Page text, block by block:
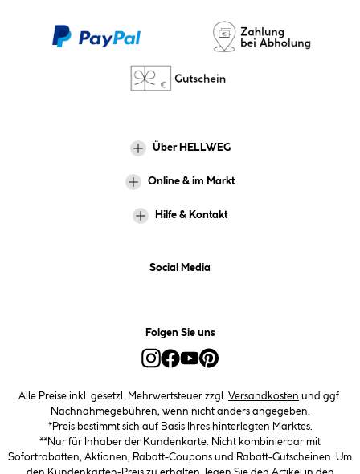
Über HELLWEG
Online & im Markt
Hilfe & Kontakt
Social Media
Folgen Sie uns
Alle Preise inkl. gesetzl. Mehrwertsteuer zzgl. Versandkosten und ggf.
Nachnahmegebühren, wenn nicht anders angegeben.
*Preis bestimmt sich auf Basis Ihres hinterlegten Marktes.
**Nur für Inhaber der Kundenkarte. Nicht kombinierbar mit
Sofortrabatten, Aktionen, Rabatt-Coupons und Rabatt-Gutscheinen. Um